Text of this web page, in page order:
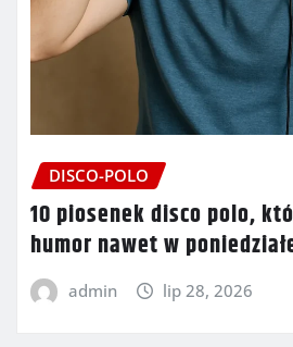
DISCO-POLO
10 piosenek disco polo,
humor nawet w
admin lip 28, 2026